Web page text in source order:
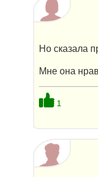
Но сказала
Мне она
1